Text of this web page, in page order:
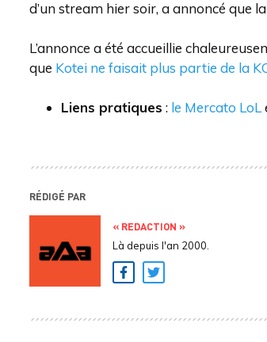
d’un stream hier soir, a annoncé que
L’annonce a été accueillie
que Kotei ne faisait plus partie de la
Liens pratiques : le Mercato LoL
RÉDIGÉ PAR
« REDACTION »
Là depuis l'an 2000.
Facebook
Twitter